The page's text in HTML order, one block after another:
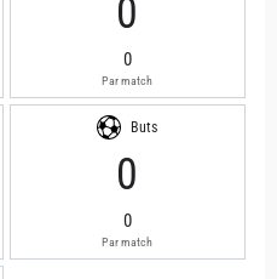
0
0
Par match
Buts
0
0
Par match